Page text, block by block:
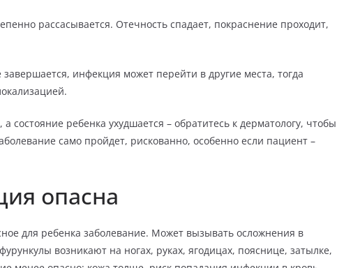
рассасывается. Отечность спадает, покраснение проходит,
инфекция может перейти в другие места, тогда
состояние ребенка ухудшается – обратитесь к дерматологу, чтобы
само пройдет, рискованно, особенно если пациент –
опасна
для ребенка заболевание. Может вызывать осложнения в
возникают на ногах, руках, ягодицах, пояснице, затылке,